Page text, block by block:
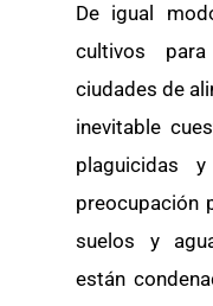
De igual
cultivos
ciudades de
inevitable
plaguicidas
preocupación
suelos y
están